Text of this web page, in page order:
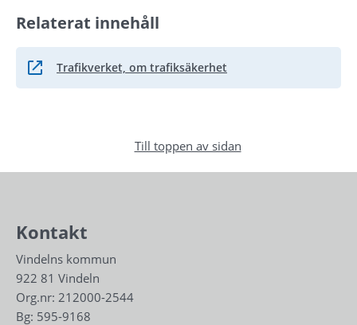
Relaterat innehåll
Trafikverket, om trafiksäkerhet
Länk till annan webbplats.
Till toppen av sidan
Kontakt
Vindelns kommun
922 81 Vindeln
Org.nr: 212000-2544
Bg: 595-9168